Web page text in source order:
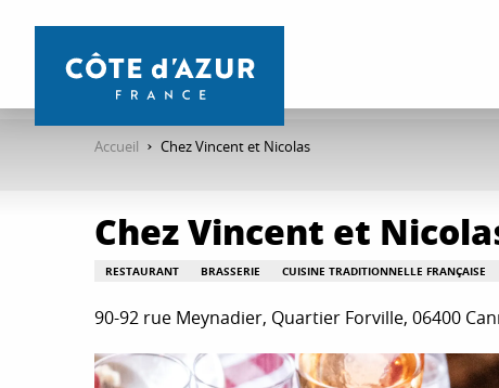
contenu
Accueil Chez Vincent et Nicolas
Chez Vincent et
RESTAURANT BRASSERIE CUISINE TRADITIONNELLE FRANÇAISE
90-92 rue Meynadier, Quartier Forville, 06400